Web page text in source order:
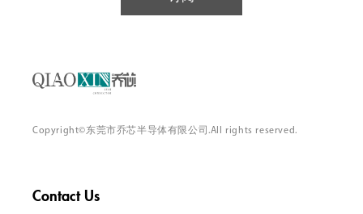
Copyright©东莞市乔芯半导体有限公司.All rights reserved.
Contact Us